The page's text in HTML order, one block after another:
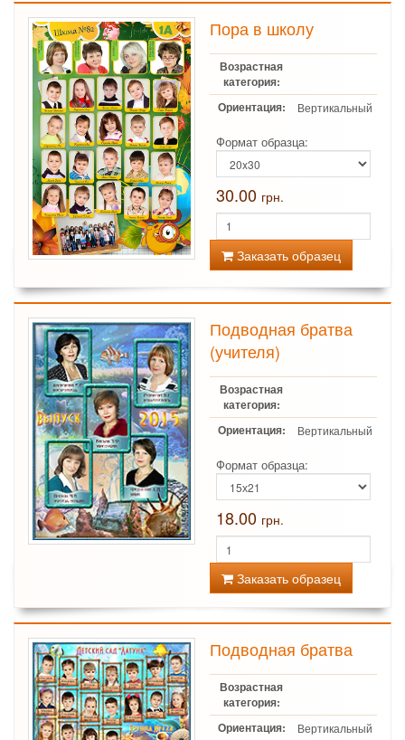
Пора в школу
Возрастная
категория:
Ориентация:
Вертикальный
Формат образца:
30.00 грн.
Заказать образец
Подводная братва
(учителя)
Возрастная
категория:
Ориентация:
Вертикальный
Формат образца:
18.00 грн.
Заказать образец
Подводная братва
Возрастная
категория:
Ориентация:
Вертикальный